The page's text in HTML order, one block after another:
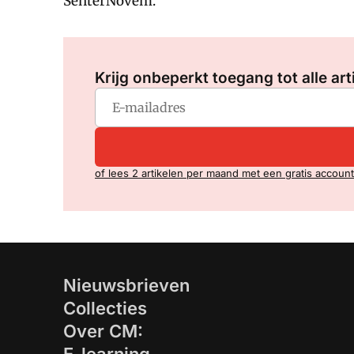
Krijg onbeperkt toegang tot alle
of lees 2 artikelen per maand met een gratis account
Nieuwsbrieven
Collecties
Over CM: